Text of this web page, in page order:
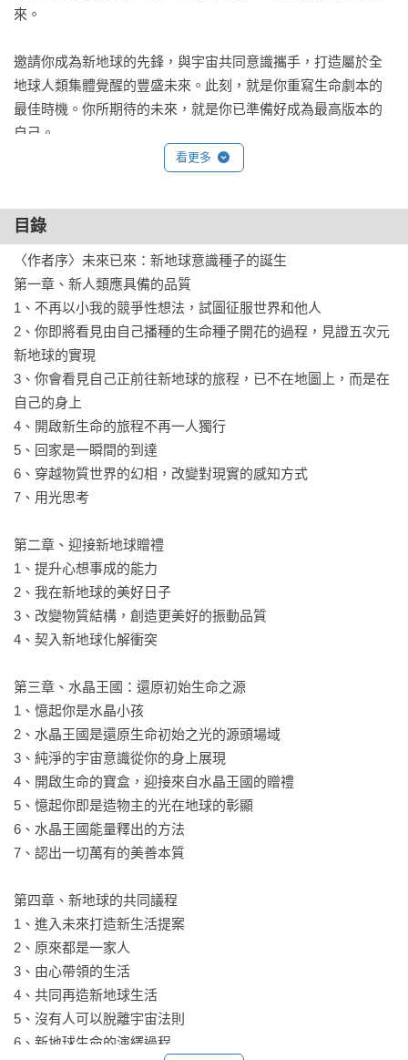
來。
邀請你成為新地球的先鋒，與宇宙共同意識攜手，打造屬於全
地球人類集體覺醒的豐盛未來。此刻，就是你重寫生命劇本的
最佳時機。你所期待的未來，就是你已準備好成為最高版本的
自己。
本書帶你體會──
◎五次元新地球和舊地球有甚麼差別？要如何到達五次元新地
球？
◎如何超越「僅止於個人」的內在修行，邁向新地球真正的實
踐場域？
◎什麼是「用光思考」、穿透物質幻相、體驗與源頭意識無縫
接軌的「連網狀態」？
◎個人意識覺醒，到達光明之城後，你會開始遇到和體驗到什
麼？
◎地球母親深層智慧寶庫「水晶王國」為何和人類的關係如此
密切？
◎你要如何立即展開行動，邁向新地球的共同創造？
看更多
目錄
〈作者序〉未來已來：新地球意識種子的誕生
第一章、新人類應具備的品質
1、不再以小我的競爭性想法，試圖征服世界和他人
2、你即將看見由自己播種的生命種子開花的過程，見證五次元
新地球的實現
3、你會看見自己正前往新地球的旅程，已不在地圖上，而是在
自己的身上
4、開啟新生命的旅程不再一人獨行
5、回家是一瞬間的到達
6、穿越物質世界的幻相，改變對現實的感知方式
7、用光思考
第二章、迎接新地球贈禮
1、提升心想事成的能力
2、我在新地球的美好日子
3、改變物質結構，創造更美好的振動品質
4、契入新地球化解衝突
第三章、水晶王國：還原初始生命之源
1、憶起你是水晶小孩
2、水晶王國是還原生命初始之光的源頭場域
3、純淨的宇宙意識從你的身上展現
4、開啟生命的寶盒，迎接來自水晶王國的贈禮
5、憶起你即是造物主的光在地球的彰顯
6、水晶王國能量釋出的方法
7、認出一切萬有的美善本質
第四章、新地球的共同議程
1、進入未來打造新生活提案
2、原來都是一家人
3、由心帶領的生活
4、共同再造新地球生活
5、沒有人可以脫離宇宙法則
6、新地球生命的演繹過程